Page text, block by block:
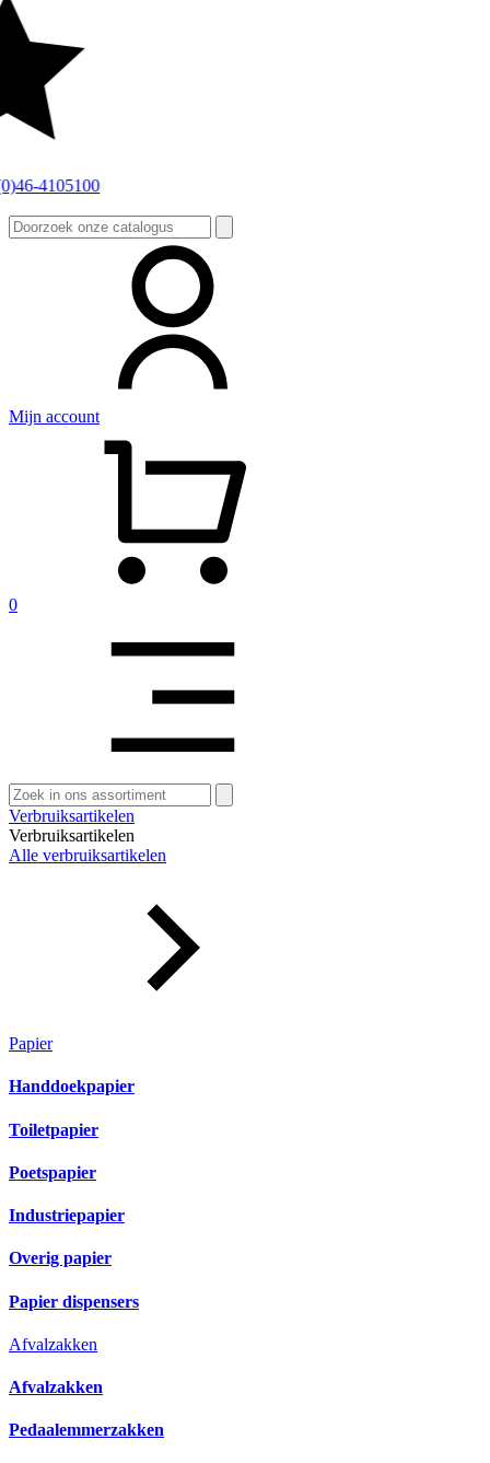
Zoeken
naar:
Mijn account
0
Zoeken
naar:
Verbruiksartikelen
Verbruiksartikelen
Alle verbruiksartikelen
Papier
Handdoekpapier
Toiletpapier
Poetspapier
Industriepapier
Overig papier
Papier dispensers
Afvalzakken
Afvalzakken
Pedaalemmerzakken